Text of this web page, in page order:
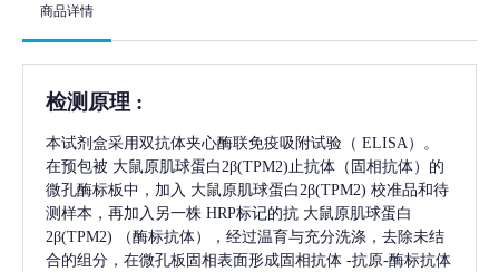
商品详情
检测原理 :
本试剂盒采用双抗体夹心酶联免疫吸附试验（ ELISA）。
在预包被 大鼠原肌球蛋白2β(TPM2)止抗体（固相抗体）的
微孔酶标板中，加入 大鼠原肌球蛋白2β(TPM2) 校准品和待
测样本，再加入另一株 HRP标记的抗 大鼠原肌球蛋白
2β(TPM2)
（酶标抗体），经过温育与充分洗涤，去除未结
合的组分，在微孔板固相表面形成固相抗体 -抗原-酶标抗体